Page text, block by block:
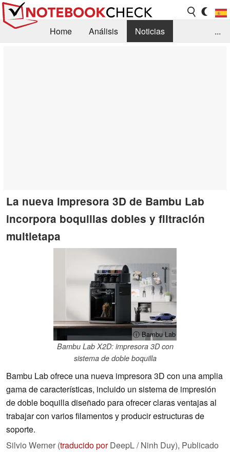
Home Análisis
Noticias
...
La nueva impresora 3D de Bambu Lab
incorpora boquillas dobles y filtración
multietapa
ⓘ Bambu Lab
Bambu Lab X2D: impresora 3D con
sistema de doble boquilla
Bambu Lab ofrece una nueva impresora 3D con una amplia
gama de características, incluido un sistema de impresión
de doble boquilla diseñado para ofrecer claras ventajas al
trabajar con varios filamentos y producir estructuras de
soporte.
Silvio Werner (traducido porDeepL / Ninh Duy), Publicado